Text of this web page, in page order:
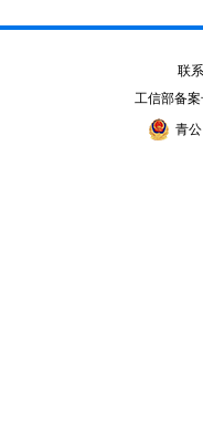
联
工信部备
青公